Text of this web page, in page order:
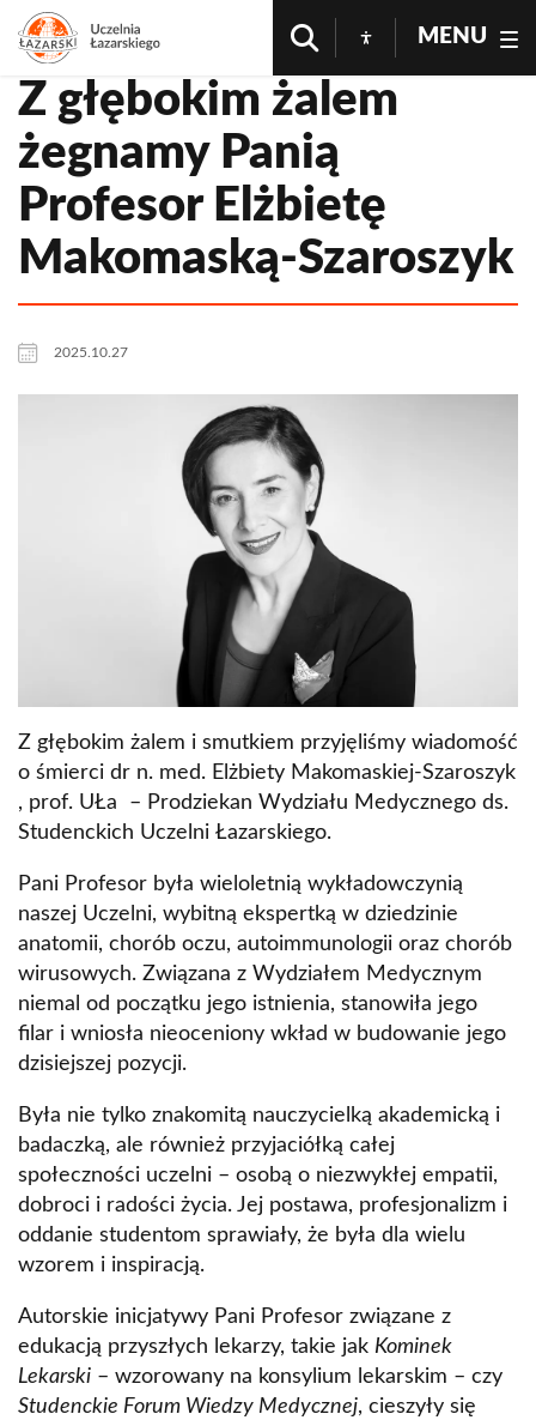
MENU
Z głębokim żalem
żegnamy Panią
Profesor Elżbietę
Makomaską-Szaroszyk
2025.10.27
Z głębokim żalem i smutkiem przyjęliśmy wiadomość
o śmierci dr n. med. Elżbiety Makomaskiej-Szaroszyk
, prof. UŁa – Prodziekan Wydziału Medycznego ds.
Studenckich Uczelni Łazarskiego.
Pani Profesor była wieloletnią wykładowczynią
naszej Uczelni, wybitną ekspertką w dziedzinie
anatomii, chorób oczu, autoimmunologii oraz chorób
wirusowych. Związana z Wydziałem Medycznym
niemal od początku jego istnienia, stanowiła jego
filar i wniosła nieoceniony wkład w budowanie jego
dzisiejszej pozycji.
Była nie tylko znakomitą nauczycielką akademicką i
badaczką, ale również przyjaciółką całej
społeczności uczelni – osobą o niezwykłej empatii,
dobroci i radości życia. Jej postawa, profesjonalizm i
oddanie studentom sprawiały, że była dla wielu
wzorem i inspiracją.
Autorskie inicjatywy Pani Profesor związane z
edukacją przyszłych lekarzy, takie jak Kominek
Lekarski – wzorowany na konsylium lekarskim – czy
Studenckie Forum Wiedzy Medycznej, cieszyły się